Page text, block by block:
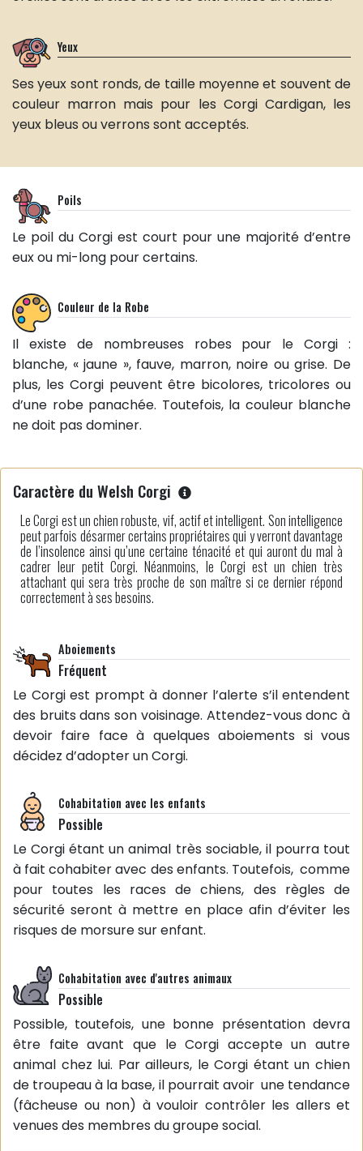
Yeux
Ses yeux sont ronds, de taille moyenne et souvent de
couleur marron mais pour les Corgi Cardigan, les
yeux bleus ou verrons sont acceptés.
Poils
Le poil du Corgi est court pour une majorité d’entre
eux ou mi-long pour certains.
Couleur de la Robe
Il existe de nombreuses robes pour le Corgi :
blanche, « jaune », fauve, marron, noire ou grise. De
plus, les Corgi peuvent être bicolores, tricolores ou
d’une robe panachée. Toutefois, la couleur blanche
ne doit pas dominer.
Caractère du Welsh Corgi
Le Corgi est un chien robuste, vif, actif et intelligent. Son intelligence
peut parfois désarmer certains propriétaires qui y verront davantage
de l’insolence ainsi qu’une certaine ténacité et qui auront du mal à
cadrer leur petit Corgi. Néanmoins, le Corgi est un chien très
attachant qui sera très proche de son maître si ce dernier répond
correctement à ses besoins.
Aboiements
Fréquent
Le Corgi est prompt à donner l’alerte s’il entendent
des bruits dans son voisinage. Attendez-vous donc à
devoir faire face à quelques aboiements si vous
décidez d’adopter un Corgi.
Cohabitation avec les enfants
Possible
Le Corgi étant un animal très sociable, il pourra tout
à fait cohabiter avec des enfants. Toutefois, comme
pour toutes les races de chiens, des règles de
sécurité seront à mettre en place afin d’éviter les
risques de morsure sur enfant.
Cohabitation avec d'autres animaux
Possible
Possible, toutefois, une bonne présentation devra
être faite avant que le Corgi accepte un autre
animal chez lui. Par ailleurs, le Corgi étant un chien
de troupeau à la base, il pourrait avoir une tendance
(fâcheuse ou non) à vouloir contrôler les allers et
venues des membres du groupe social.